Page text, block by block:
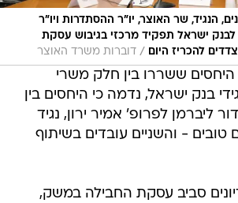
הנגיד, שר האוצר, יו"ר ההסתדרות ויו"ר
ישראל תפקיד מרכזי בגיבוש עסקת
להכריז היום
/ דוברות משרד האוצר
היחסים ששררו בין חלק משרי
בנק ישראל, נדמה כי היחסים בין
ליברמן לפרופ' אמיר ירון, נגיד
- והשניים עובדים בשיתוף
סביב עסקת החבילה במשק,